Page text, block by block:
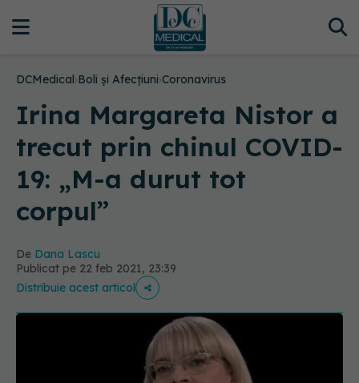
DCMedical›Boli și Afecțiuni›Coronavirus
Irina Margareta Nistor a
trecut prin chinul COVID-
19: „M-a durut tot
corpul”
De Dana Lascu
Publicat pe 22 feb 2021, 23:39
Distribuie acest articol